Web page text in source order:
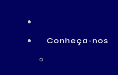
Conheça-nos